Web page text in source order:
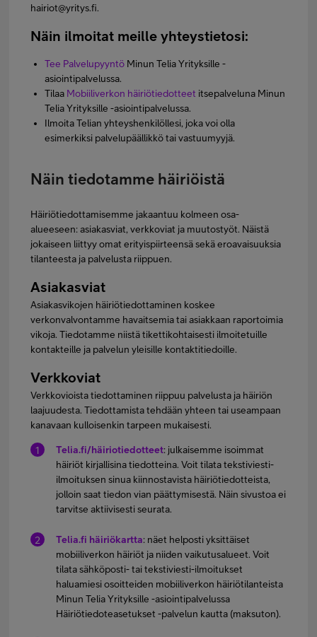
hairiot@yritys.fi.
Näin ilmoitat meille yhteystietosi:
Tee Palvelupyyntö Minun Telia Yrityksille -
asiointipalvelussa.
Tilaa Mobiiliverkon häiriötiedotteet itsepalveluna Minun
Telia Yrityksille -asiointipalvelussa.
Ilmoita Telian yhteyshenkilöllesi, joka voi olla
esimerkiksi palvelupäällikkö tai vastuumyyjä.
Näin tiedotamme häiriöistä
Häiriötiedottamisemme jakaantuu kolmeen osa-
alueeseen: asiakasviat, verkkoviat ja muutostyöt. Näistä
jokaiseen liittyy omat erityispiirteensä sekä eroavaisuuksia
tilanteesta ja palvelusta riippuen.
Asiakasviat
Asiakasvikojen häiriötiedottaminen koskee
verkonvalvontamme havaitsemia tai asiakkaan raportoimia
vikoja. Tiedotamme niistä tikettikohtaisesti ilmoitetuille
kontakteille ja palvelun yleisille kontaktitiedoille.
Verkkoviat
Verkkovioista tiedottaminen riippuu palvelusta ja häiriön
laajuudesta. Tiedottamista tehdään yhteen tai useampaan
kanavaan kulloisenkin tarpeen mukaisesti.
Telia.fi/häiriotiedotteet: julkaisemme isoimmat
häiriöt kirjallisina tiedotteina. Voit tilata tekstiviesti-
ilmoituksen sinua kiinnostavista häiriötiedotteista,
jolloin saat tiedon vian päättymisestä. Näin sivustoa ei
tarvitse aktiivisesti seurata.
Telia.fi häiriökartta: näet helposti yksittäiset
mobiiliverkon häiriöt ja niiden vaikutusalueet. Voit
tilata sähköposti- tai tekstiviesti-ilmoitukset
haluamiesi osoitteiden mobiiliverkon häiriötilanteista
Minun Telia Yrityksille -asiointipalvelussa
Häiriötiedoteasetukset -palvelun kautta (maksuton).